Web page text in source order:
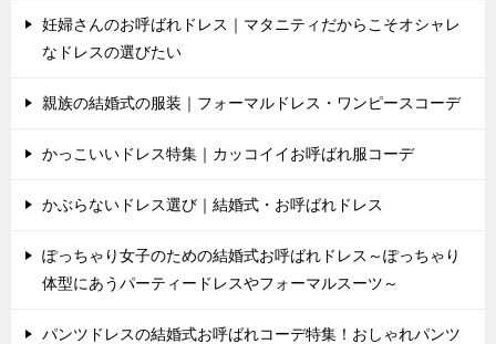
妊婦さんのお呼ばれドレス｜マタニティだからこそオシャレ
なドレスの選びたい
親族の結婚式の服装｜フォーマルドレス・ワンピースコーデ
かっこいいドレス特集｜カッコイイお呼ばれ服コーデ
かぶらないドレス選び｜結婚式・お呼ばれドレス
ぽっちゃり女子のための結婚式お呼ばれドレス～ぽっちゃり
体型にあうパーティードレスやフォーマルスーツ～
パンツドレスの結婚式お呼ばれコーデ特集！おしゃれパンツ